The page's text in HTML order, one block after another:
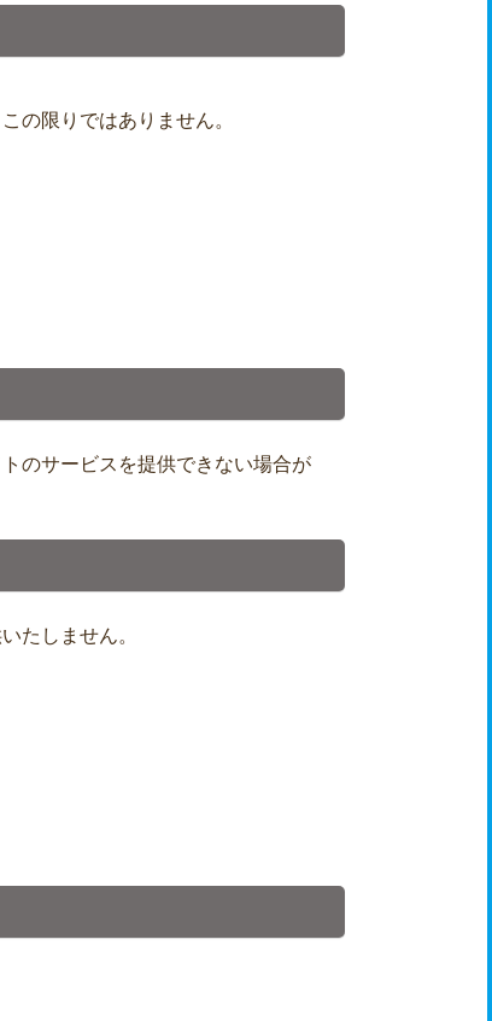
の限りではありません。
のサービスを提供できない場合が
たしません。